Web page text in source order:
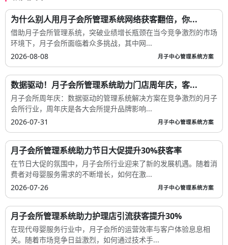
为什么别人用月子会所管理系统网络获客翻倍，你...
借助月子会所管理系统，突破业绩增长瓶颈在当今竞争激烈的市场
环境下，月子会所面临着众多挑战，其中网...
2026-08-08
月子中心管理系统方案
数据驱动！月子会所管理系统助力门店周年庆，客...
月子会所周年庆：数据驱动的管理系统解决方案在竞争激烈的月子
会所行业，周年庆是各大会所提升品牌影响...
2026-07-31
月子中心管理系统方案
月子会所管理系统助力节日大促提升30%获客率
在节日大促的氛围中，月子会所行业迎来了新的发展机遇。随着消
费者对母婴服务需求的不断增长，如何在激...
2026-07-26
月子中心管理系统方案
月子会所管理系统助力护理店引流获客提升30%
在现代母婴服务行业中，月子会所的运营效率与客户体验息息相
关。随着市场竞争日益激烈，如何通过技术手...